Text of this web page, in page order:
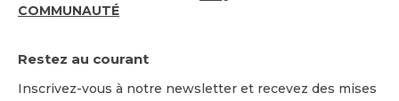
COMMUNAUTÉ
Restez au courant
Inscrivez-vous à notre newsletter et recevez des mises